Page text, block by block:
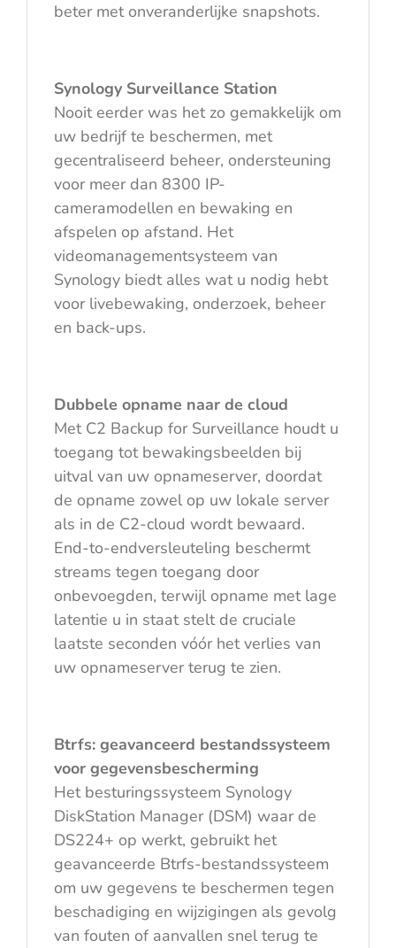
beter met onveranderlijke snapshots.
Synology Surveillance Station
Nooit eerder was het zo gemakkelijk om
uw bedrijf te beschermen, met
gecentraliseerd beheer, ondersteuning
voor meer dan 8300 IP-
cameramodellen en bewaking en
afspelen op afstand. Het
videomanagementsysteem van
Synology biedt alles wat u nodig hebt
voor livebewaking, onderzoek, beheer
en back-ups.
Dubbele opname naar de cloud
Met C2 Backup for Surveillance houdt u
toegang tot bewakingsbeelden bij
uitval van uw opnameserver, doordat
de opname zowel op uw lokale server
als in de C2-cloud wordt bewaard.
End-to-endversleuteling beschermt
streams tegen toegang door
onbevoegden, terwijl opname met lage
latentie u in staat stelt de cruciale
laatste seconden vóór het verlies van
uw opnameserver terug te zien.
Btrfs: geavanceerd bestandssysteem
voor gegevensbescherming
Het besturingssysteem Synology
DiskStation Manager (DSM) waar de
DS224+ op werkt, gebruikt het
geavanceerde Btrfs-bestandssysteem
om uw gegevens te beschermen tegen
beschadiging en wijzigingen als gevolg
van fouten of aanvallen snel terug te